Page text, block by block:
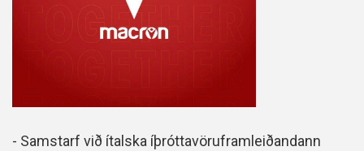
- Samstarf við ítalska íþróttavöruframleiðandann